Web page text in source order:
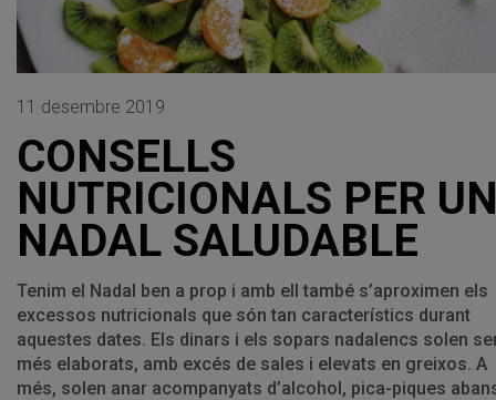
11 desembre 2019
CONSELLS
NUTRICIONALS PER
NADAL SALUDABLE
Tenim el Nadal ben a prop i amb ell també s’aproximen els
excessos nutricionals que són tan característics durant
aquestes dates. Els dinars i els sopars nadalencs solen
més elaborats, amb excés de sales i elevats en greixos. A
més, solen anar acompanyats d’alcohol, pica-piques